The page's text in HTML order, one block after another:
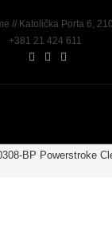
// Katolička Porta 6,
+381 21 424 611
BP Powerstroke